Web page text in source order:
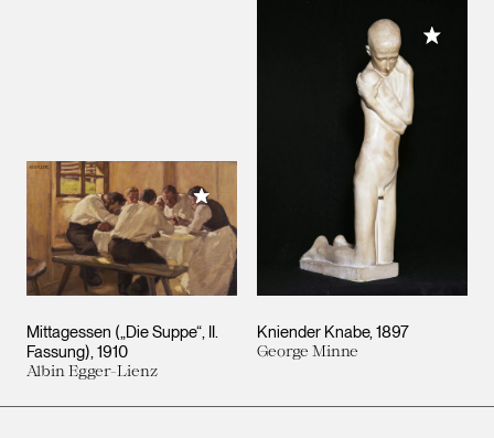
Mittagessen („Die Suppe“, II.
Fassung) 1910
Albin Egger-Lienz
Meiner Sammlung hinzufügen
Kniender Knabe 1897
George Minne
Meiner